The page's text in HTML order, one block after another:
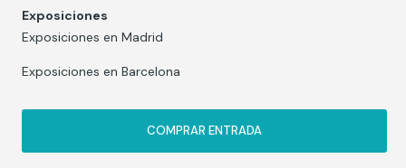
Exposiciones
Exposiciones en Madrid
Exposiciones en Barcelona
COMPRAR ENTRADA